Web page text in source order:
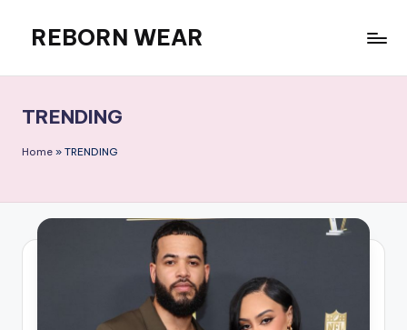
content
REBORN WEAR
TRENDING
Home » TRENDING